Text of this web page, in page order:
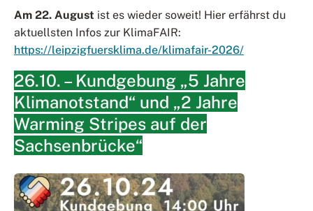
Am 22. August ist es wieder soweit! Hier erfährst du
aktuellsten Infos zur KlimaFAIR:
https://leipzigfuersklima.de/klimafair-2026/
26.10. – Kundgebung „5 Jahre
Klimanotstand“ und „2 Jahre
Warming Stripes auf der
Sachsenbrücke“